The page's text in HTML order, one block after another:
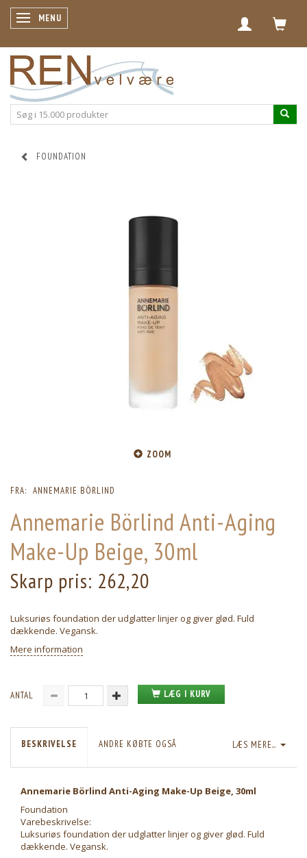
SKIFTE NAVIGATION
MENU
FOUNDATION
ZOOM
FRA: ANNEMARIE BÖRLIND
Annemarie Börlind Anti-Aging
Make-Up Beige, 30ml
Skarp pris: 262,20
Luksuriøs foundation der udglatter linjer og giver glød. Fuld
dækkende. Vegansk.
Mere information
ANTAL LÆG I KURV
LÆS MERE...
BESKRIVELSE ANDRE KØBTE OGSÅ
Annemarie Börlind Anti-Aging Make-Up Beige, 30ml
Foundation
Varebeskrivelse:
Luksuriøs foundation der udglatter linjer og giver glød. Fuld
dækkende. Vegansk.